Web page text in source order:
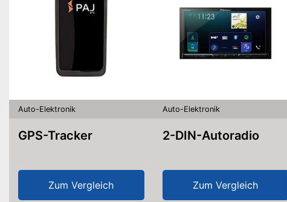
Auto-Elektronik
GPS-Tracker
Zum Vergleich
Auto-Elektronik
2-DIN-Autoradio
Zum Vergleich